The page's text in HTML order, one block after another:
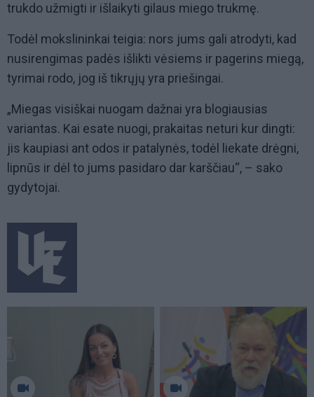
trukdo užmigti ir išlaikyti gilaus miego trukmę.
Todėl mokslininkai teigia: nors jums gali atrodyti, kad
nusirengimas padės išlikti vėsiems ir pagerins miegą,
tyrimai rodo, jog iš tikrųjų yra priešingai.
„Miegas visiškai nuogam dažnai yra blogiausias
variantas. Kai esate nuogi, prakaitas neturi kur dingti:
jis kaupiasi ant odos ir patalynės, todėl liekate drėgni,
lipnūs ir dėl to jums pasidaro dar karščiau“, – sako
gydytojai.